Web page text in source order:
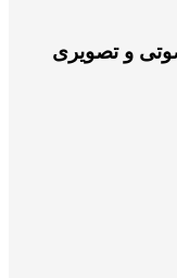
و تصویری